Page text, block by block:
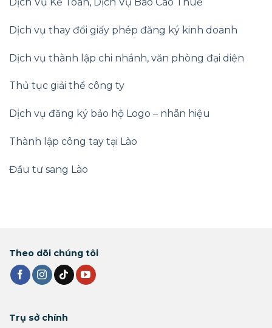
Dịch vụ thay đổi giấy phép đăng ký kinh doanh
Dịch vụ thành lập chi nhánh, văn phòng đại diện
Thủ tục giải thể công ty
Dịch vụ đăng ký bảo hộ Logo – nhãn hiệu
Thành lập công tay tại Lào
Đầu tư sang Lào
Theo dõi chúng tôi
Trụ sở chính